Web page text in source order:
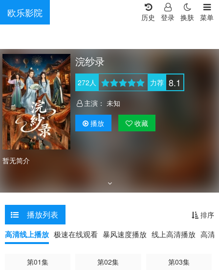
欧乐影院 菜单
换肤
登录
历史
浣纱录
272人 力荐 8.1
主演： 未知
播放 收藏
暂无简介
播放列表 排序
高清线上播放 极速在线观看 暴风速度播放 线上高清播放 高清
第01集 第02集 第03集